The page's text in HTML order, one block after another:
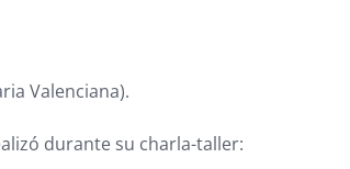
Valenciana).
durante su charla-taller: